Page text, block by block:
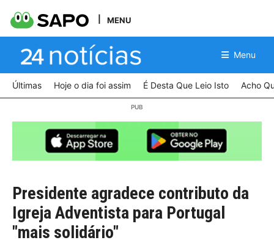
MENU
Menu
Últimas Hoje o dia foi assim É Desta Que Leio Isto Acho
Presidente agradece contributo da
Igreja Adventista para Portugal
"mais solidário"